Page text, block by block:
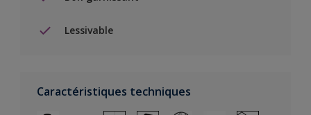
Lessivable
Caractéristiques techniques